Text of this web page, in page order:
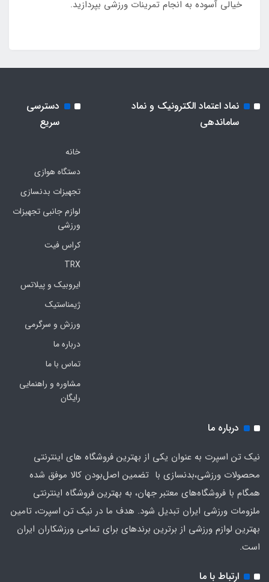
خیالی آسوده به انجام تمرینات ورزشی بپردازید.
نماد اعتماد الکترونیک و نماد
ساماندهی
دسترسی
سریع
خانه
دستگاه هوازی
تجهیزات بدنسازی
لوازم جانبی تجهیزات
ورزشی
کراس فیت
TRX
ایروبیک و پیلاتس
ژیمناستیک
ورزش و سرگرمی
درباره ما
تماس با ما
مشاوره و راهنمایی
رایگان
درباره ما
نیک تن اسپرت به عنوان یکی از بهترین فروشگاه های اینترنتی
محصولات ورزشی،بدنسازی با تضمین اصل‌بودن کالا موفق شده
همگام با فروشگاه‌های معتبر جهان، به بهترین فروشگاه اینترنتی
ملزومات ورزشی ایران تبدیل شود. هدف ما در نیک تن اسپرت، تامین
بهترین لوازم ورزشی از برترین برندهای برای تمامی ورزشکاران ایران
است.
ارتباط با ما